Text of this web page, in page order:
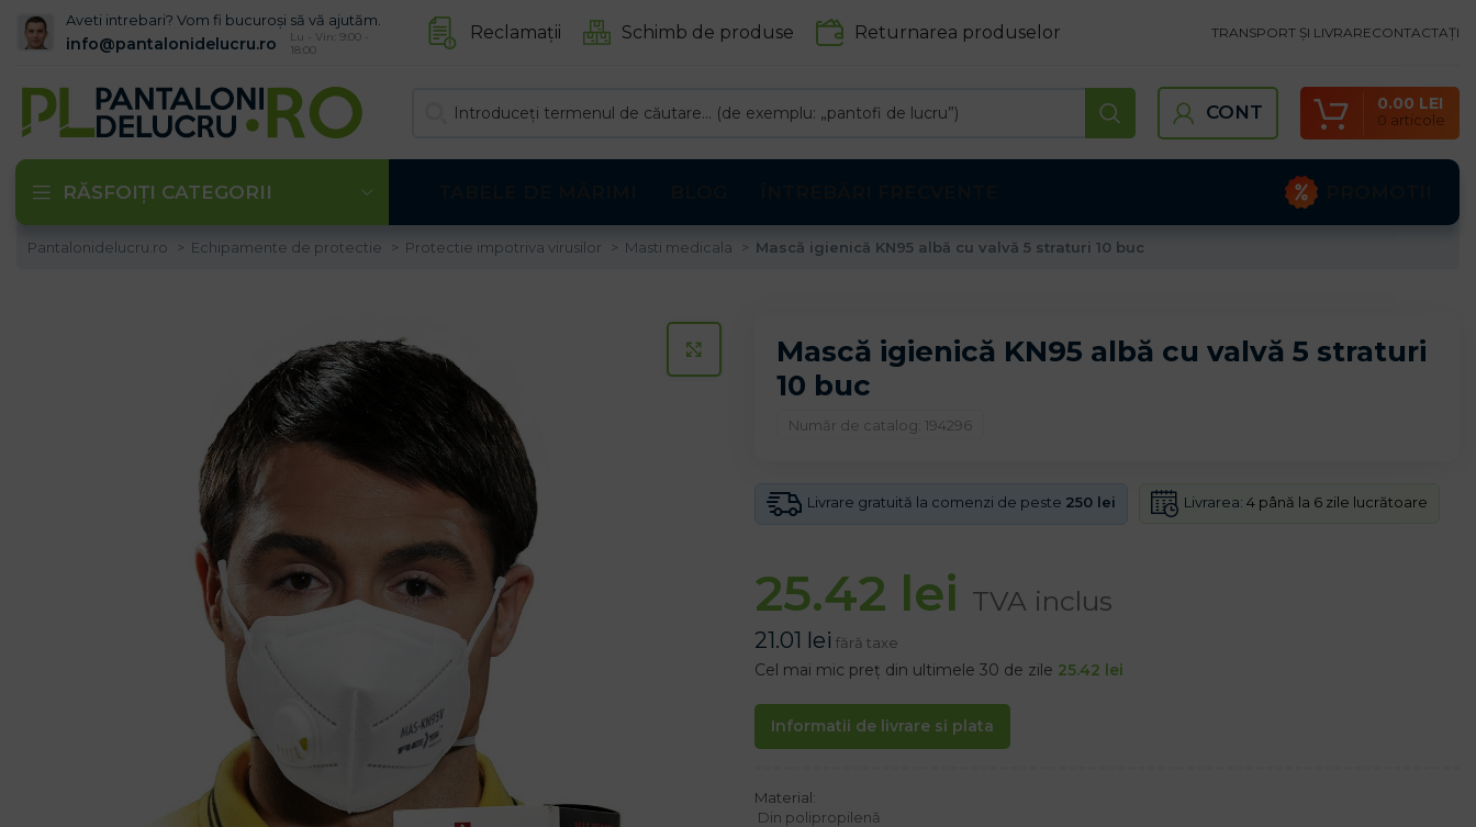
Aveti intrebari? Vom fi bucuroși să vă ajutăm.
info@pantalonidelucru.ro
Lu - Vin: 9:00 -
18:00
Reclamații Schimb de produse Returnarea produselor TRANSPORT ȘI LIVRARECONTACTAȚI
CONT 0 articole
0.00 LEI
RĂSFOIȚI CATEGORII
Pantalonidelucru.ro Echipamente de protectie Protectie impotriva virusilor Masti medicala Mască igienică KN95 albă cu valvă 5 straturi 10 buc
CLICK PENTRU A MARI
Mască igienică KN95 albă cu valvă 5 straturi
10 buc
Număr de catalog: 194296
Livrare gratuită la comenzi de peste 250 lei Livrarea: 4 până la 6 zile lucrătoare
25.42 lei TVA inclus
21.01 lei fără taxe
Cel mai mic preț din ultimele 30 de zile 25.42 lei
Informatii de livrare si plata
Material:
​ Din polipropilenă